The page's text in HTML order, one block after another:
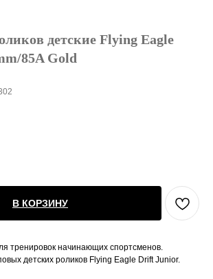
детские Flying Eagle
85A Gold
В КОРЗИНУ
тренировок начинающих спортсменов.
детских роликов Flying Eagle Drift Junior.